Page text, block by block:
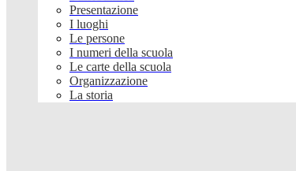
Presentazione
I luoghi
Le persone
I numeri della scuola
Le carte della scuola
Organizzazione
La storia